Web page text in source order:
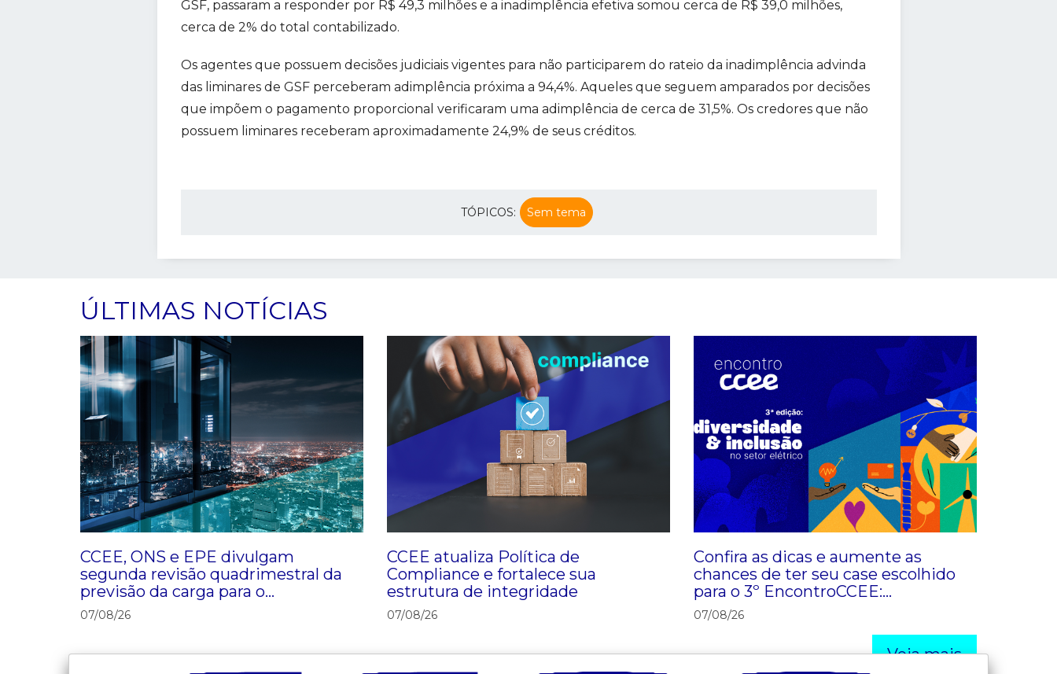
GSF, passaram a responder por R$ 49,3 milhões e a inadimplência efetiva somou cerca de R$ 39,0 milhões,
cerca de 2% do total contabilizado.
Os agentes que possuem decisões judiciais vigentes para não participarem do rateio da inadimplência advinda
das liminares de GSF perceberam adimplência próxima a 94,4%. Aqueles que seguem amparados por decisões
que impõem o pagamento proporcional verificaram uma adimplência de cerca de 31,5%. Os credores que não
possuem liminares receberam aproximadamente 24,9% de seus créditos.
TÓPICOS: Sem tema
ÚLTIMAS NOTÍCIAS
CCEE, ONS e EPE divulgam
segunda revisão quadrimestral da
previsão da carga para o
planejamento de 2026-2030
07/08/26
CCEE atualiza Política de
Compliance e fortalece sua
estrutura de integridade
07/08/26
Confira as dicas e aumente as
chances de ter seu case escolhido
para o 3º EncontroCCEE:
Diversidade & Inclusão
07/08/26
Veja mais